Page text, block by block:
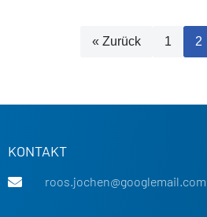
« Zurück 1 2
KONTAKT
roos.jochen@googlemail.com